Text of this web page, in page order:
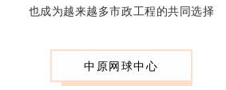
也成为越来越多市政工程的共同选择
中原网球中心